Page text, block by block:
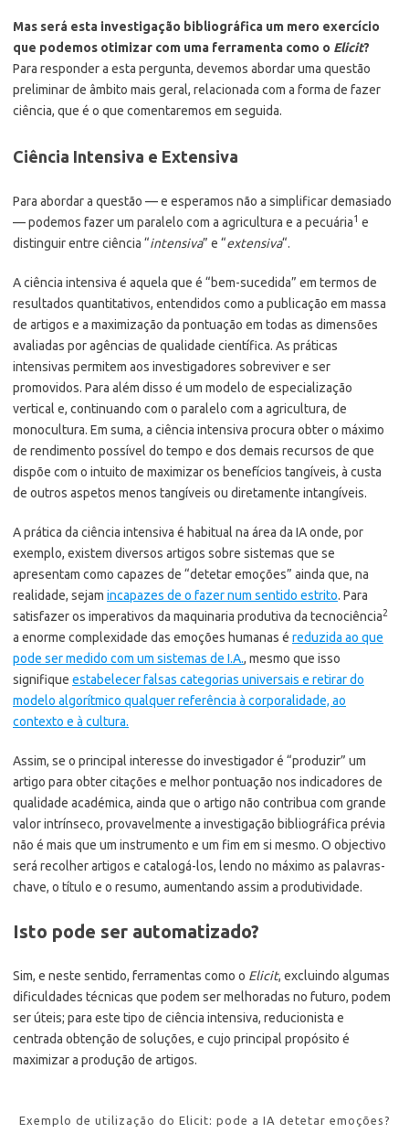
Mas será esta investigação bibliográfica um mero exercício
que podemos otimizar com uma ferramenta como o Elicit?
Para responder a esta pergunta, devemos abordar uma questão
preliminar de âmbito mais geral, relacionada com a forma de fazer
ciência, que é o que comentaremos em seguida.
Ciência Intensiva e Extensiva
Para abordar a questão — e esperamos não a simplificar demasiado
— podemos fazer um paralelo com a agricultura e a pecuária1 e
distinguir entre ciência “intensiva” e “extensiva“.
A ciência intensiva é aquela que é “bem-sucedida” em termos de
resultados quantitativos, entendidos como a publicação em massa
de artigos e a maximização da pontuação em todas as dimensões
avaliadas por agências de qualidade científica. As práticas
intensivas permitem aos investigadores sobreviver e ser
promovidos. Para além disso é um modelo de especialização
vertical e, continuando com o paralelo com a agricultura, de
monocultura. Em suma, a ciência intensiva procura obter o máximo
de rendimento possível do tempo e dos demais recursos de que
dispõe com o intuito de maximizar os benefícios tangíveis, à custa
de outros aspetos menos tangíveis ou diretamente intangíveis.
A prática da ciência intensiva é habitual na área da IA onde, por
exemplo, existem diversos artigos sobre sistemas que se
apresentam como capazes de “detetar emoções” ainda que, na
realidade, sejam incapazes de o fazer num sentido estrito. Para
satisfazer os imperativos da maquinaria produtiva da tecnociência2
a enorme complexidade das emoções humanas é reduzida ao que
pode ser medido com um sistemas de I.A., mesmo que isso
signifique estabelecer falsas categorias universais e retirar do
modelo algorítmico qualquer referência à corporalidade, ao
contexto e à cultura.
Assim, se o principal interesse do investigador é “produzir” um
artigo para obter citações e melhor pontuação nos indicadores de
qualidade académica, ainda que o artigo não contribua com grande
valor intrínseco, provavelmente a investigação bibliográfica prévia
não é mais que um instrumento e um fim em si mesmo. O objectivo
será recolher artigos e catalogá-los, lendo no máximo as palavras-
chave, o título e o resumo, aumentando assim a produtividade.
Isto pode ser automatizado?
Sim, e neste sentido, ferramentas como o Elicit, excluindo algumas
dificuldades técnicas que podem ser melhoradas no futuro, podem
ser úteis; para este tipo de ciência intensiva, reducionista e
centrada obtenção de soluções, e cujo principal propósito é
maximizar a produção de artigos.
Exemplo de utilização do Elicit: pode a IA detetar emoções?